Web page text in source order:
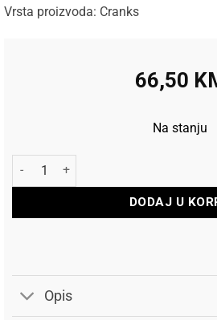
Vrsta proizvoda: Cranks
66,50
Na stanju
Shimano Pogon Deore FC-M315-
DODAJ U
Opis